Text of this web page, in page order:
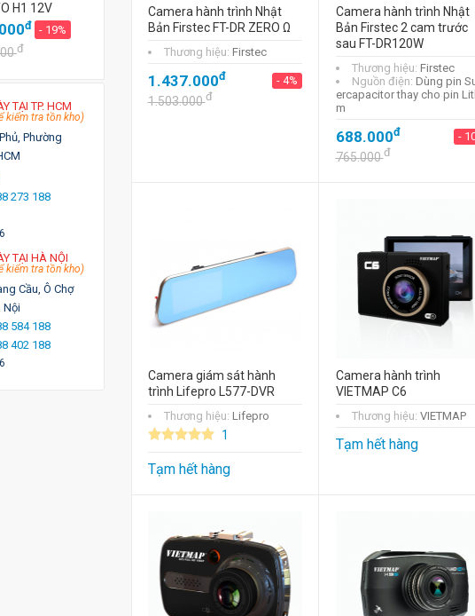
H1 12V
đ - 19%
đ
TẠI TP. HCM
kiểm tra tồn kho)
Phường
273 188
TẠI HÀ NỘI
kiểm tra tồn kho)
Cầu, Ô Chợ
Nội
584 188
402 188
Camera hành trình Nhật
Bản Firstec FT-DR ZERO Ω
Thương hiệu: Firstec
1.437.000đ - 4%
1.503.000đ
Camera hành trình Nhật
Bản Firstec 2 cam trước
sau FT-DR120W
Thương hiệu: Firstec
Nguồn điện: Dùng pin
ercapacitor thay cho pin
m
688.000đ -
765.000đ
Camera giám sát hành
trình Lifepro L577-DVR
Thương hiệu: Lifepro
1
Tạm hết hàng
Camera hành trình
VIETMAP C6
Thương hiệu: VIETMAP
Tạm hết hàng